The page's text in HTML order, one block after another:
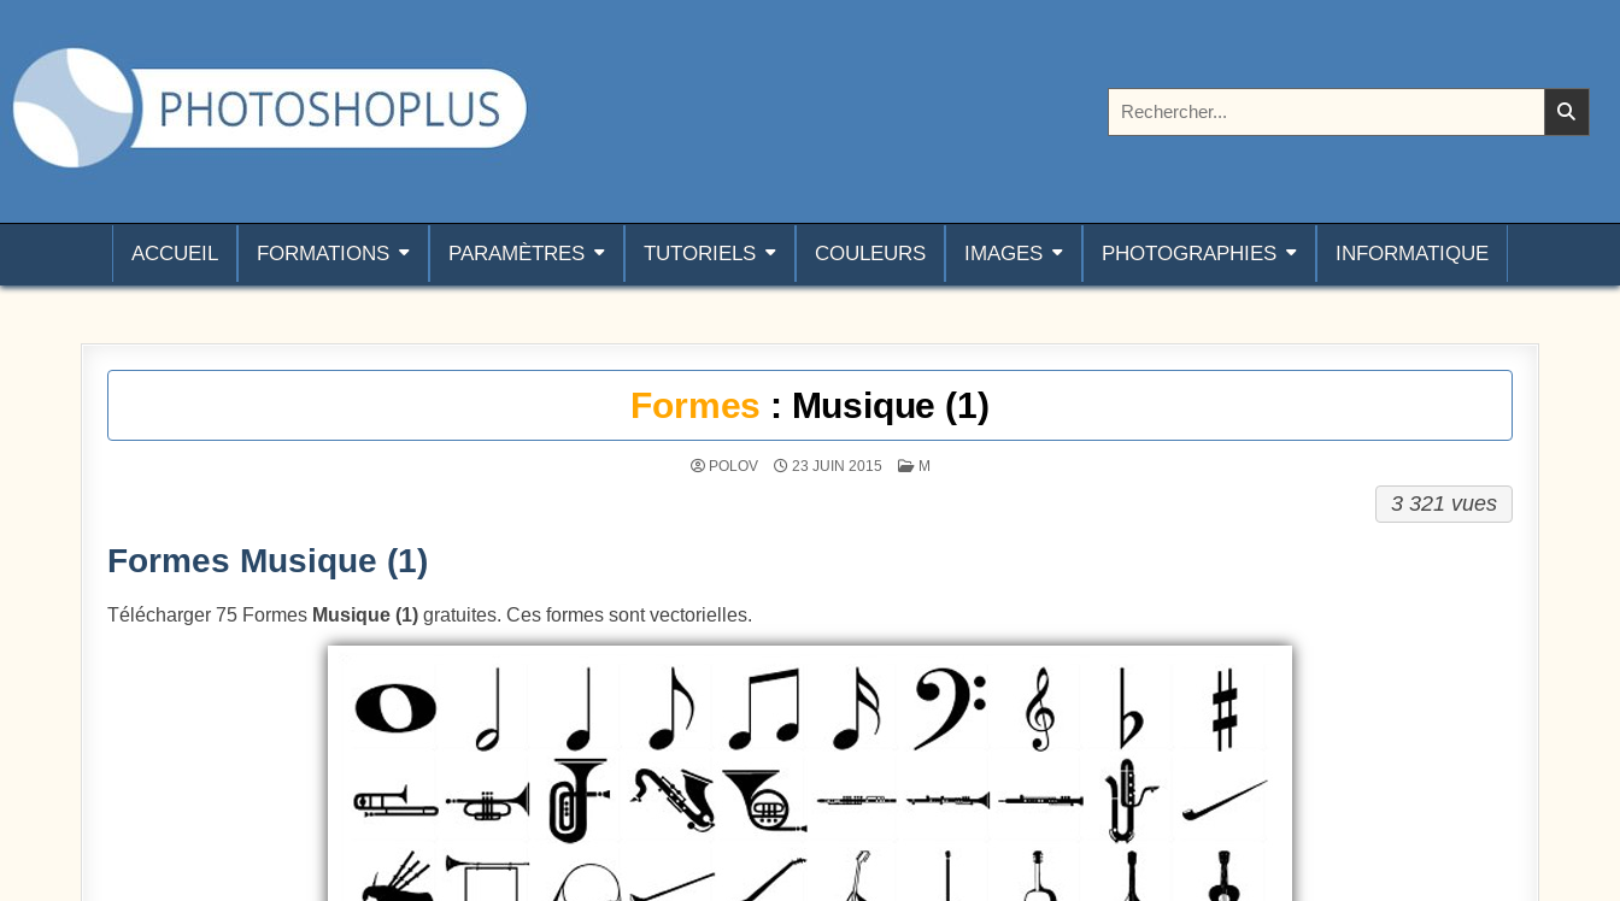
ACCUEIL FORMATIONS PARAMÈTRES TUTORIELS COULEURS IMAGES PHOTOGRAPHIES INFORMATIQUE
Formes : Musique (1)
POLOV 23 JUIN 2015 POSTÉ DANS
M
3 321 vues
Formes Musique (1)
Télécharger 75 Formes Musique (1) gratuites. Ces formes sont vectorielles.